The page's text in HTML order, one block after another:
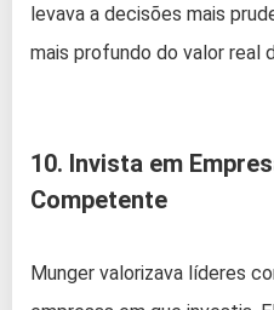
levava a decisões mais
mais profundo do valor real
10. Invista em
Competente
Munger valorizava líderes